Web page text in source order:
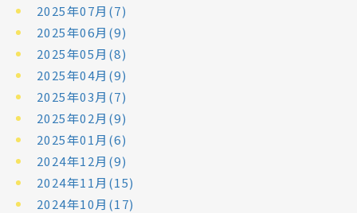
2025年07月(7)
2025年06月(9)
2025年05月(8)
2025年04月(9)
2025年03月(7)
2025年02月(9)
2025年01月(6)
2024年12月(9)
2024年11月(15)
2024年10月(17)